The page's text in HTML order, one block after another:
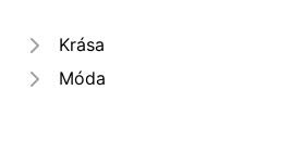
Krása
Móda